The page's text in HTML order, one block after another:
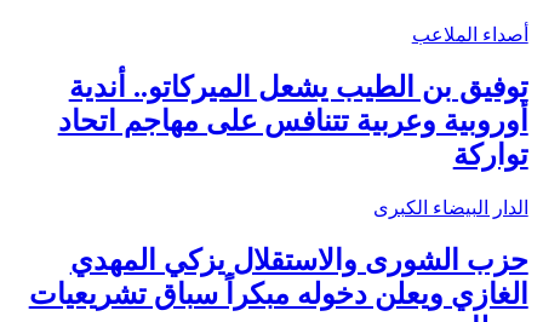
أصداء الملاعب
توفيق بن الطيب يشعل الميركاتو.. أندية
أوروبية وعربية تتنافس على مهاجم اتحاد
تواركة
الدار البيضاء الكبرى
حزب الشورى والاستقلال يزكي المهدي
الغازي ويعلن دخوله مبكراً سباق تشريعيات